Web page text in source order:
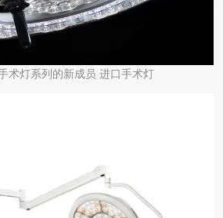
术灯系列的新成员 进口手术灯